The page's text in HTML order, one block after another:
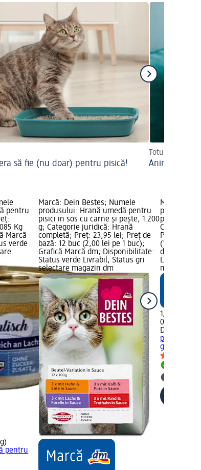
să fie (nu doar) pentru pisică!
Totul pentru
Animale de
pentru
Kg
Marcă
verde
pentru
Marcă: Dein Bestes; Numele
produsului: Hrană umedă pentru
pisici in sos cu carne și pește, 1.200
g; Categorie juridică: Hrană
completă; Preț: 23,95 lei; Preț de
bază: 12 buc (2,00 lei pe 1 buc);
Grafică Marcă dm; Disponibilitate:
Status verde Livrabil, Status gri
selectare magazin dm
Marcă:
pisici in
Categorie
Preț: 1,95
(19,50 lei
dm;
Livrabil,
magazin
1,95 lei
0,1 Kg
Dein Bestes
pisici in
gHrană